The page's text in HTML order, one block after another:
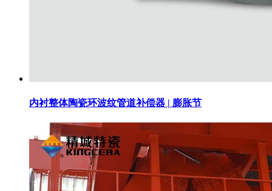
内衬整体陶瓷环波纹管道补偿器 | 膨胀节